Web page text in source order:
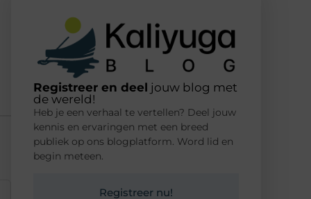
Registreer en deel jouw blog met
de wereld!
Heb je een verhaal te vertellen? Deel jouw
kennis en ervaringen met een breed
publiek op ons blogplatform. Word lid en
begin meteen.
Registreer nu!